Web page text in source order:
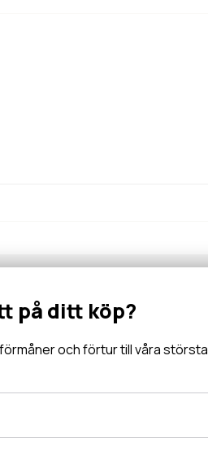
OK
på ditt köp?
och förtur till våra största